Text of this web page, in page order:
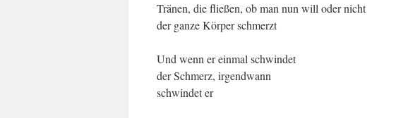
Tränen, die fließen, ob man nun will oder nicht
der ganze Körper schmerzt
Und wenn er einmal schwindet
der Schmerz, irgendwann
schwindet er